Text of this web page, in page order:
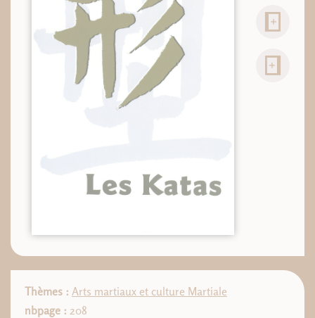
Thèmes : Arts martiaux et culture Martiale
nbpage : 208